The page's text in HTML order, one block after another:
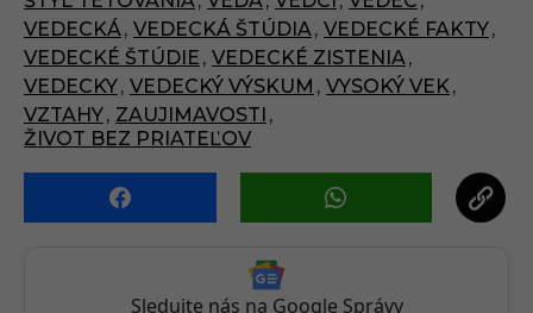
o
n
VEDECKÁ, VEDECKÁ ŠTÚDIA, VEDECKÉ FAKTY,
VEDECKÉ ŠTÚDIE , VEDECKÉ ZISTENIA,
VEDECKY, VEDECKÝ VÝSKUM , VYSOKÝ VEK,
VZTAHY, ZAUJIMAVOSTI ,
ŽIVOT BEZ PRIATEĽOV
Sledujte nás na Google Správy